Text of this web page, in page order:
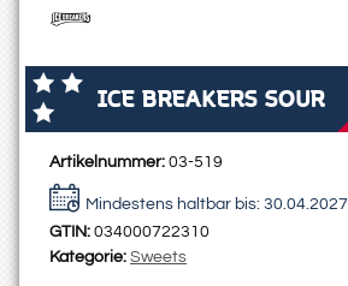
ICE BREAKERS SOUR
Artikelnummer: 03-519
Mindestens haltbar bis: 30.04.2027
GTIN: 034000722310
Kategorie: Sweets